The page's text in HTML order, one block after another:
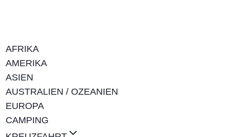
AFRIKA
AMERIKA
ASIEN
AUSTRALIEN / OZEANIEN
EUROPA
CAMPING